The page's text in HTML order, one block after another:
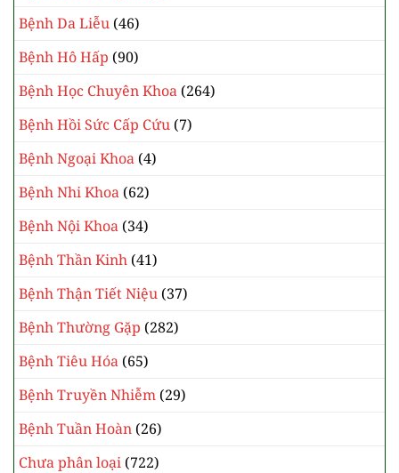
Bệnh Da Liễu (46)
Bệnh Hô Hấp (90)
Bệnh Học Chuyên Khoa (264)
Bệnh Hồi Sức Cấp Cứu (7)
Bệnh Ngoại Khoa (4)
Bệnh Nhi Khoa (62)
Bệnh Nội Khoa (34)
Bệnh Thần Kinh (41)
Bệnh Thận Tiết Niệu (37)
Bệnh Thường Gặp (282)
Bệnh Tiêu Hóa (65)
Bệnh Truyền Nhiễm (29)
Bệnh Tuần Hoàn (26)
Chưa phân loại (722)